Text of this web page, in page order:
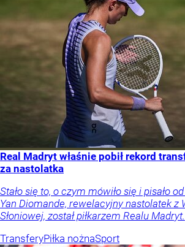
Real Madryt właśnie pobił rekord
za nastolatka
Stało się to, o czym mówiło się i pisało
Yan Diomande, rewelacyjny nastolatek z
Słoniowej, został piłkarzem Realu Madryt.
TransferyPiłka nożnaSport